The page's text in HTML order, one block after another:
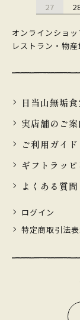
27
オンラインショ
レストラン・物
日当山無垢
実店舗のご案
ご利用ガイド
ギフトラッ
よくある質問
ログイン
特定商取引法